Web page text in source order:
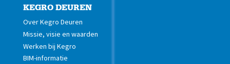
KEGRO DEUREN
Over Kegro Deuren
Missie, visie en waarden
Werken bij Kegro
BIM-informatie